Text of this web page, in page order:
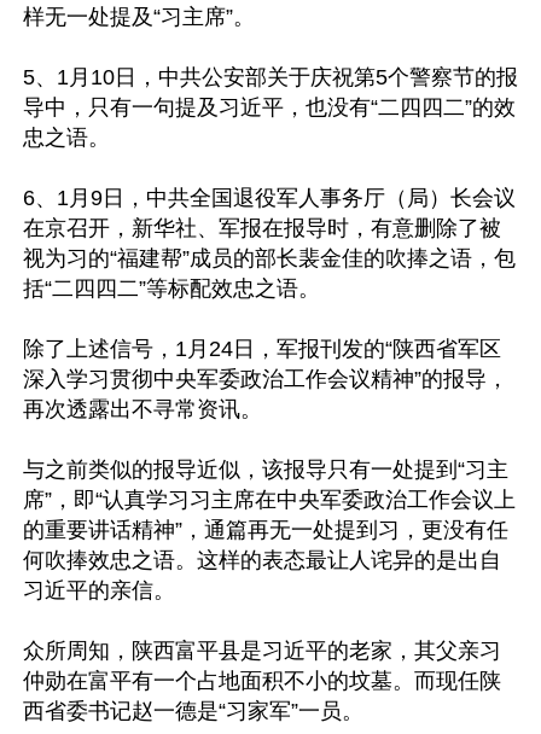
样无一处提及“习主席”。
5、1月10日，中共公安部关于庆祝第5个警察节的报
导中，只有一句提及习近平，也没有“二四四二”的效
忠之语。
6、1月9日，中共全国退役军人事务厅（局）长会议
在京召开，新华社、军报在报导时，有意删除了被
视为习的“福建帮”成员的部长裴金佳的吹捧之语，包
括“二四四二”等标配效忠之语。
除了上述信号，1月24日，军报刊发的“陕西省军区
深入学习贯彻中央军委政治工作会议精神”的报导，
再次透露出不寻常资讯。
与之前类似的报导近似，该报导只有一处提到“习主
席”，即“认真学习习主席在中央军委政治工作会议上
的重要讲话精神”，通篇再无一处提到习，更没有任
何吹捧效忠之语。这样的表态最让人诧异的是出自
习近平的亲信。
众所周知，陕西富平县是习近平的老家，其父亲习
仲勋在富平有一个占地面积不小的坟墓。而现任陕
西省委书记赵一德是“习家军”一员。